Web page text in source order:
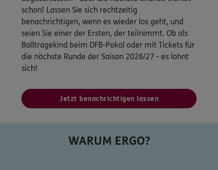
schon! Lassen Sie sich rechtzeitig
benachrichtigen, wenn es wieder los geht, und
seien Sie einer der Ersten, der teilnimmt. Ob als
Balltragekind beim DFB-Pokal oder mit Tickets für
die nächste Runde der Saison 2026/27 - es lohnt
sich!
Jetzt benachrichtigen lassen
WARUM ERGO?